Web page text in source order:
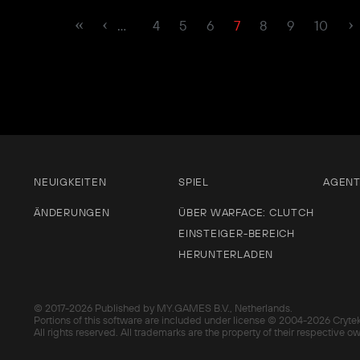
… 4 5 6 7 8 9 10
NEUIGKEITEN
ÄNDERUNGEN
SPIEL
ÜBER WARFACE: CLUTCH
EINSTEIGER-BEREICH
HERUNTERLADEN
© 2017-2026 Published by MY.GAMES B.V., Netherlands.
Portions of this software are included under license © 2004-2026
All rights reserved. All trademarks are the property of their respective